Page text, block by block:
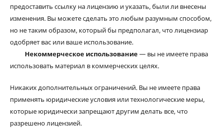
предоставить ссылку на лицензию и указать, были ли внесены
изменения. Вы можете сделать это любым разумным способом,
но не таким образом, который бы предполагал, что лицензиар
одобряет вас или ваше использование.
Некоммерческое использование— вы не имеете права
использовать материал в коммерческих целях.
Никаких дополнительных ограничений. Вы не имеете права
применять юридические условия или технологические меры,
которые юридически запрещают другим делать все, что
разрешено лицензией.